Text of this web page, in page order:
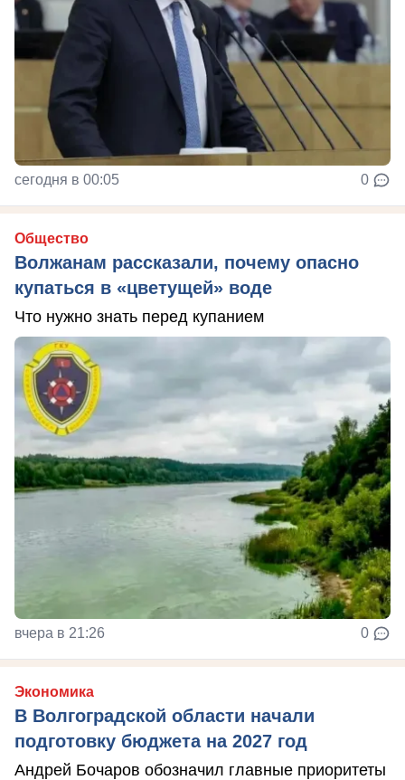
сегодня в 00:05 0
Общество
Волжанам рассказали, почему опасно
купаться в «цветущей» воде
Что нужно знать перед купанием
вчера в 21:26 0
Экономика
В Волгоградской области начали
подготовку бюджета на 2027 год
Андрей Бочаров обозначил главные приоритеты